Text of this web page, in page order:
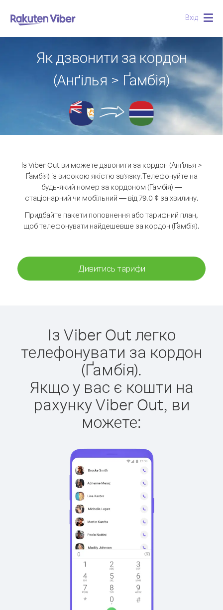
Вхід
Як дзвонити за кордон
(Анґілья > Ґамбія)
Із Viber Out ви можете дзвонити за кордон (Анґілья >
Ґамбія) із високою якістю зв'язку.Телефонуйте на
будь-який номер за кордоном (Ґамбія) —
стаціонарний чи мобільний — від 79.0 ¢ за хвилину.
Придбайте пакети поповнення або тарифний план,
щоб телефонувати найдешевше за кордон (Ґамбія).
Дивитись тарифи
Із Viber Out легко
телефонувати за кордон
(Ґамбія).
Якщо у вас є кошти на
рахунку Viber Out, ви
можете: